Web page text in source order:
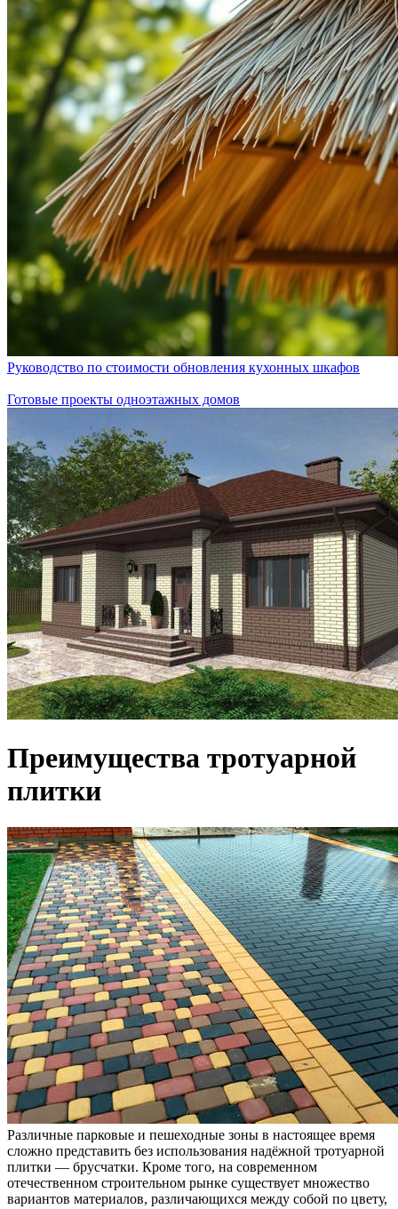
Руководство по стоимости обновления кухонных шкафов
Готовые проекты одноэтажных домов
Преимущества тротуарной
плитки
Различные парковые и пешеходные зоны в настоящее время
сложно представить без использования надёжной тротуарной
плитки — брусчатки. Кроме того, на современном
отечественном строительном рынке существует множество
вариантов материалов, различающихся между собой по цвету,